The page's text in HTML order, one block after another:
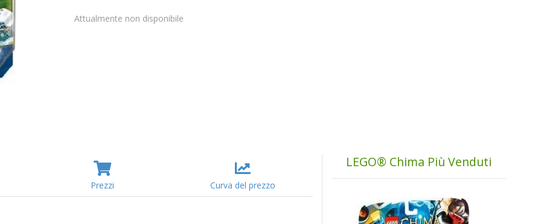
Attualmente non disponibile
Prezzi Curva del prezzo
LEGO® Chima Più Venduti